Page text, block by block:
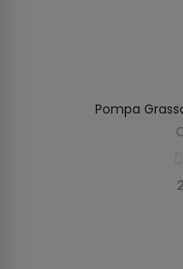
Pompa